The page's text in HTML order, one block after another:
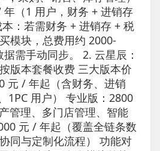
（1 用户，财务 + 进销存
：若需财务 + 进销存 + 税
模块，总费用约 2000-
需手动同步。 2. 云星辰：
版本套餐收费 三大版本价
元 / 年起（含财务、进销
1PC 用户） 专业版：2800
管理、多门店管理、智能
元 / 年起（覆盖全链条数
同与定制化流程） 功能对